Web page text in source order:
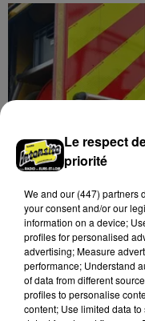
16h47
Nottonville : un
mobilise 13
Le respect
priorité
We and our (447) partners
your consent and/or our
information on a device;
profiles for personalised
advertising; Measure
performance; Understand
of data from different
profiles to personalise
content; Use limited data